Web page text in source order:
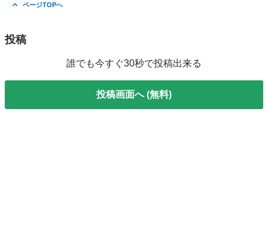
ページTOPへ
投稿
誰でも今すぐ30秒で投稿出来る
投稿画面へ (無料)